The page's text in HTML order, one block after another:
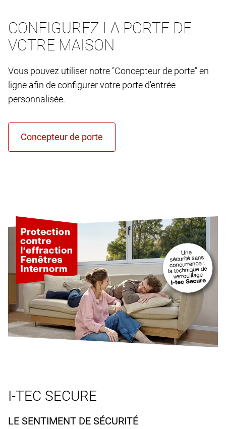
CONFIGUREZ LA PORTE DE
VOTRE MAISON
Vous pouvez utiliser notre "Concepteur de porte" en
ligne afin de configurer votre porte d'entrée
personnalisée.
I-TEC SECURE
LE SENTIMENT DE SÉCURITÉ